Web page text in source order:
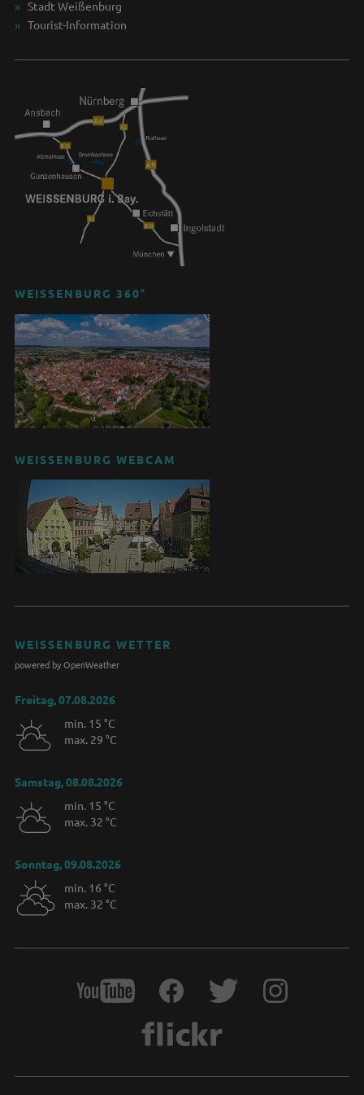
Stadt Weißenburg
Tourist-Information
WEISSENBURG 360°
WEISSENBURG WEBCAM
WEISSENBURG WETTER
powered by OpenWeather
Freitag, 07.08.2026
min. 15 °C
max. 29 °C
Samstag, 08.08.2026
min. 15 °C
max. 32 °C
Sonntag, 09.08.2026
min. 16 °C
max. 32 °C